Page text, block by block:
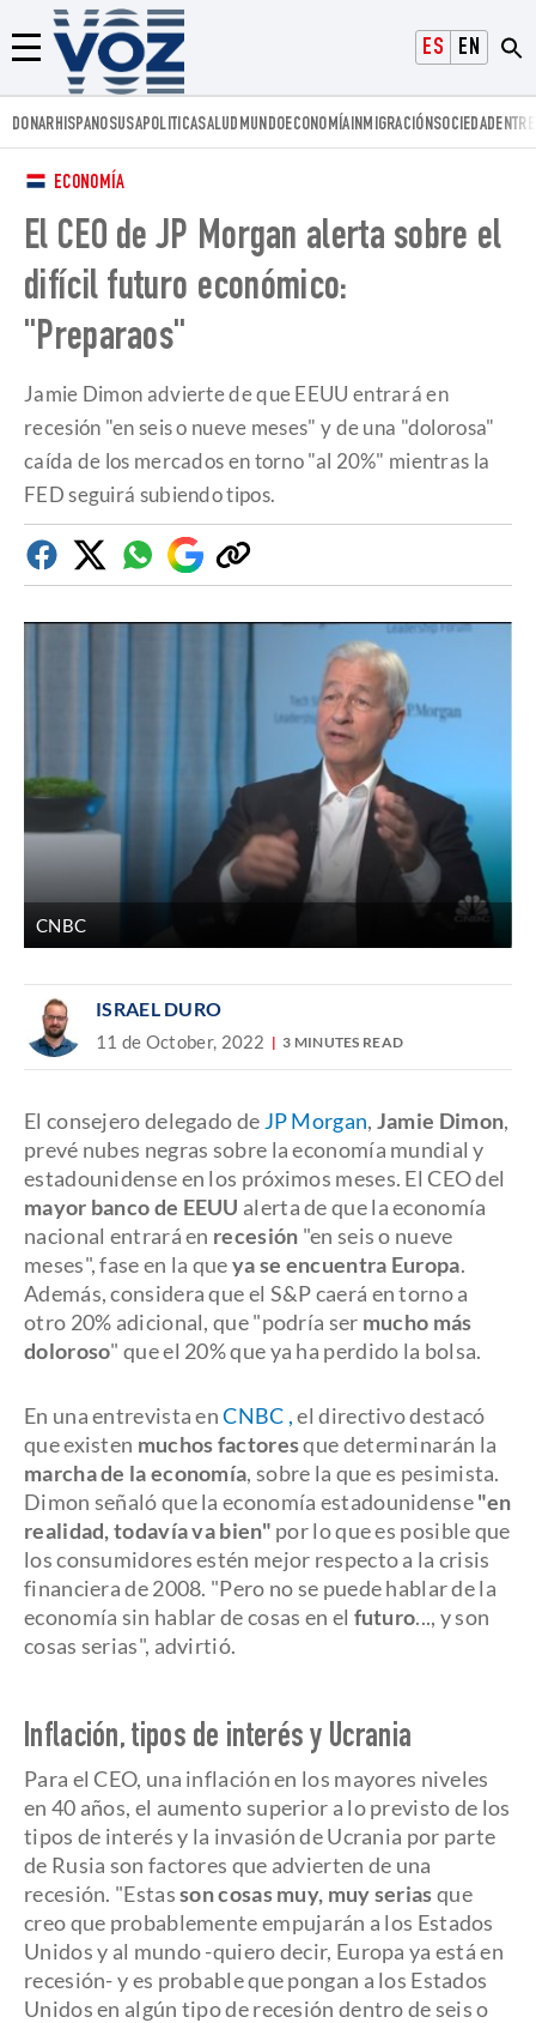
ESPAÑOLENGLISH
Menú
Voz.us
DONARHISPANOSUSAPOLITICASALUD MUNDOECONOMÍAINMIGRACIÓNSOCIEDAD
ECONOMÍA
El CEO de JP Morgan alerta sobre el
difícil futuro económico:
"Preparaos"
Jamie Dimon advierte de que EEUU entrará en
recesión "en seis o nueve meses" y de una "dolorosa"
caída de los mercados en torno "al 20%" mientras la
FED seguirá subiendo tipos.
FacebookTwitterWhatsapp
Google
Discover
Copiar
enlace
CNBC
ISRAEL DURO
11 de October, 2022 3 MINUTES READ
El consejero delegado de JP Morgan, Jamie Dimon,
prevé nubes negras sobre la economía mundial y
estadounidense en los próximos meses. El CEO del
mayor banco de EEUU alerta de que la economía
nacional entrará en recesión "en seis o nueve
meses", fase en la queya se encuentra Europa.
Además, considera que el S&P caerá en torno a
otro 20% adicional, que "podría ser mucho más
doloroso" que el 20% que ya ha perdido la bolsa.
En una entrevista enCNBC ,el directivo destacó
que existen muchos factoresque determinarán la
marcha de la economía, sobre la que es pesimista.
Dimon señaló que la economía estadounidense"en
realidad, todavía va bien" por lo que es posible que
los consumidores estén mejor respecto a la crisis
financiera de 2008. "Pero no se puede hablar de la
economía sin hablar de cosas en el futuro..., y son
cosas serias", advirtió.
Inflación, tipos de interés y Ucrania
Para el CEO, una inflación en los mayores niveles
en 40 años, el aumento superior a lo previsto de los
tipos de interés y la invasión de Ucrania por parte
de Rusia son factores que advierten de una
recesión. "Estasson cosas muy, muy seriasque
creo que probablemente empujarán a los Estados
Unidos y al mundo -quiero decir, Europa ya está en
recesión- y es probable que pongan a los Estados
Unidos en algún tipo de recesión dentro de seis o